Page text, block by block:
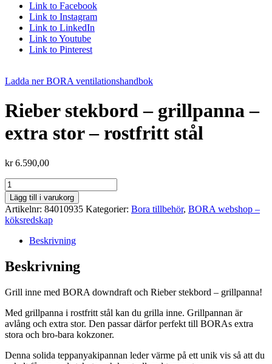
Link to Facebook
Link to Instagram
Link to LinkedIn
Link to Youtube
Link to Pinterest
Ladda ner BORA ventilationshandbok
Rieber stekbord – grillpanna –
extra stor – rostfritt stål
kr6.590,00
Rieber
stekbord
-
grillpanna
-
extra
-
rostfritt
mängd
Lägg till i varukorg
Artikelnr: 84010935 Kategorier: Bora tillbehör, BORA webshop –
köksredskap
Beskrivning
Beskrivning
Grill inne med BORA downdraft och Rieber stekbord – grillpanna!
Med grillpanna i rostfritt stål kan du grilla inne. Grillpannan är
avlång och extra stor. Den passar därfor perfekt till BORAs extra
stora och bro-bara kokzoner.
Denna solida teppanyakipannan leder värme på ett unik vis så att du